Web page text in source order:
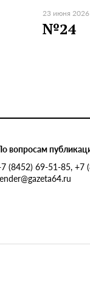
23 июня 2026
№24
вопросам
(8452) 69-51-85, +7